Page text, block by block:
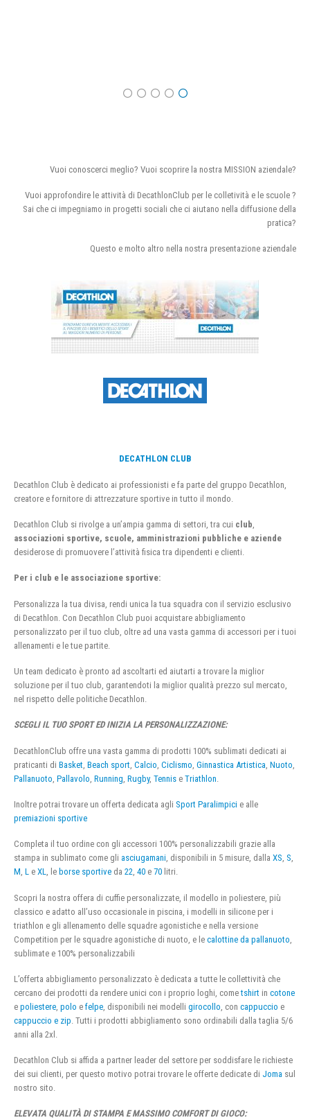
Vuoi conoscerci meglio? Vuoi scoprire la nostra MISSION aziendale?
Vuoi approfondire le attività di DecathlonClub per le colletività e le scuole ?
Sai che ci impegniamo in progetti sociali che ci aiutano nella diffusione della
pratica?
Questo e molto altro nella nostra presentazione aziendale
DECATHLON CLUB
Decathlon Club è dedicato ai professionisti e fa parte del gruppo Decathlon,
creatore e fornitore di attrezzature sportive in tutto il mondo.
Decathlon Club si rivolge a un’ampia gamma di settori, tra cui club
associazioni sportive, scuole, amministrazioni pubbliche e aziende
desiderose di promuovere l’attività fisica tra dipendenti e clienti.
Per i club e le associazione sportive:
Personalizza la tua divisa, rendi unica la tua squadra con il servizio esclusivo
di Decathlon. Con Decathlon Club puoi acquistare abbigliamento
personalizzato per il tuo club, oltre ad una vasta gamma di accessori per i tuoi
allenamenti e le tue partite.
Un team dedicato è pronto ad ascoltarti ed aiutarti a trovare la miglior
soluzione per il tuo club, garantendoti la miglior qualità prezzo sul mercato,
nel rispetto delle politiche Decathlon.
SCEGLI IL TUO SPORT ED INIZIA LA PERSONALIZZAZIONE:
DecathlonClub offre una vasta gamma di prodotti 100% sublimati dedicati ai
praticanti di Basket Beach sport Calcio Ciclismo Ginnastica Artistica Nuoto
Pallanuoto Pallavolo Running Rugby, Tennis e Triathlon
Inoltre potrai trovare un offerta dedicata agli Sport Paralimpici e alle
premiazioni sportive
Completa il tuo ordine con gli accessori 100% personalizzabili grazie alla
stampa in sublimato come gli asciugamani, disponibili in 5 misure, dalla XS, S,
M, L e XL, le borse sportive da 22, 40 e 70 litri.
Scopri la nostra offera di cuffie personalizzate, il modello in poliestere, più
classico e adatto all’uso occasionale in piscina, i modelli in silicone per i
triathlon e gli allenamento delle squadre agonistiche e nella versione
Competition per le squadre agonistiche di nuoto, e le calottine da pallanuoto
sublimate e 100% personalizzabili
L’offerta abbigliamento personalizzato è dedicata a tutte le collettività che
cercano dei prodotti da rendere unici con i proprio loghi, cometshirt in cotone
e poliestere polo e felpe , disponibili nei modelli girocollo , con cappuccio e
cappuccio e zip . Tutti i prodotti abbigliamento sono ordinabili dalla taglia 5/6
anni alla 2xl.
Decathlon Club si affida a partner leader del settore per soddisfare le richieste
dei sui clienti, per questo motivo potrai trovare le offerte dedicate di Joma sul
nostro sito.
ELEVATA QUALITÀ DI STAMPA E MASSIMO COMFORT DI GIOCO: